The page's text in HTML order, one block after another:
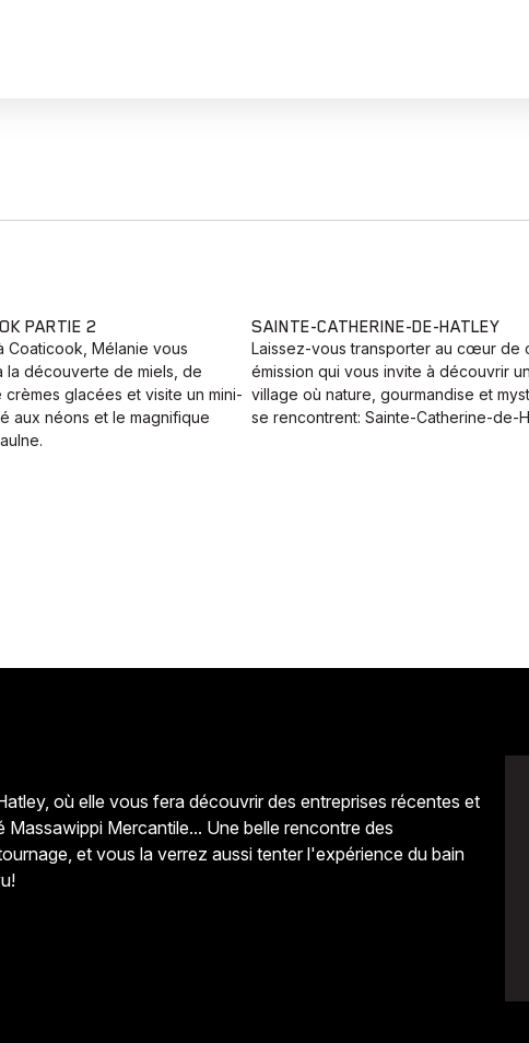
PARTIE 2
Coaticook, Mélanie vous
la découverte de miels, de
glacées et visite un mini-
aux néons et le magnifique
SAINTE-CATHERINE-DE-HATLEY
Laissez-vous transporter au cœur de
émission qui vous invite à découvrir
village où nature, gourmandise et
se rencontrent: Sainte-Catherine-de-
où elle vous fera découvrir des entreprises récentes et
Mercantile... Une belle rencontre des
et vous la verrez aussi tenter l'expérience du bain